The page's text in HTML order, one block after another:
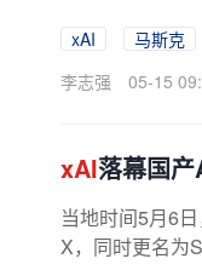
xAI 马斯克
李志强
05-15
xAI落幕国
当地时间5月6
X，同时更名为